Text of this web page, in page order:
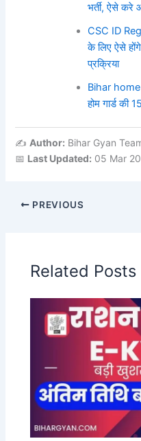
भर्ती, ऐसे करे
CSC ID
के लिए ऐसे
प्रक्रिया
Bihar
होम गार्ड की
✍️ Author: Bihar Gyan
📅 Last Updated: 05 Mar
PREVIOUS
Related Posts